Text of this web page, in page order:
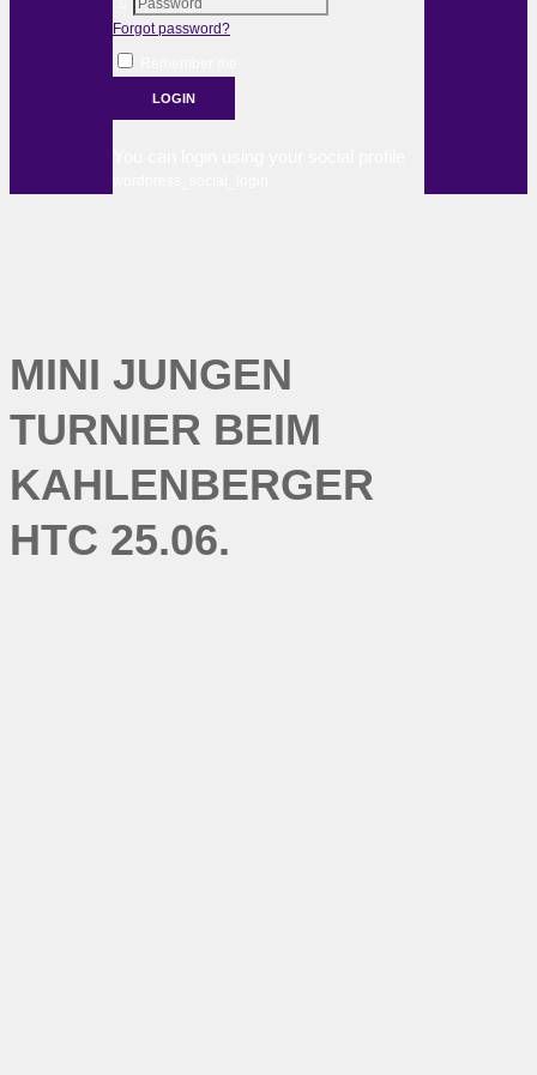
Forgot password?
MINI JUNGEN
TURNIER BEIM
KAHLENBERGER
HTC 25.06.